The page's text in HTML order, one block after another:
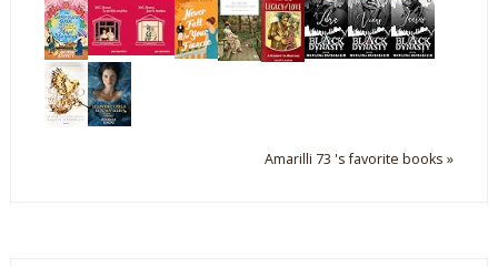
Amarilli 73 's favorite books »